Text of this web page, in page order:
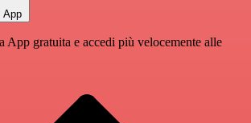
App
App gratuita e accedi più velocemente alle